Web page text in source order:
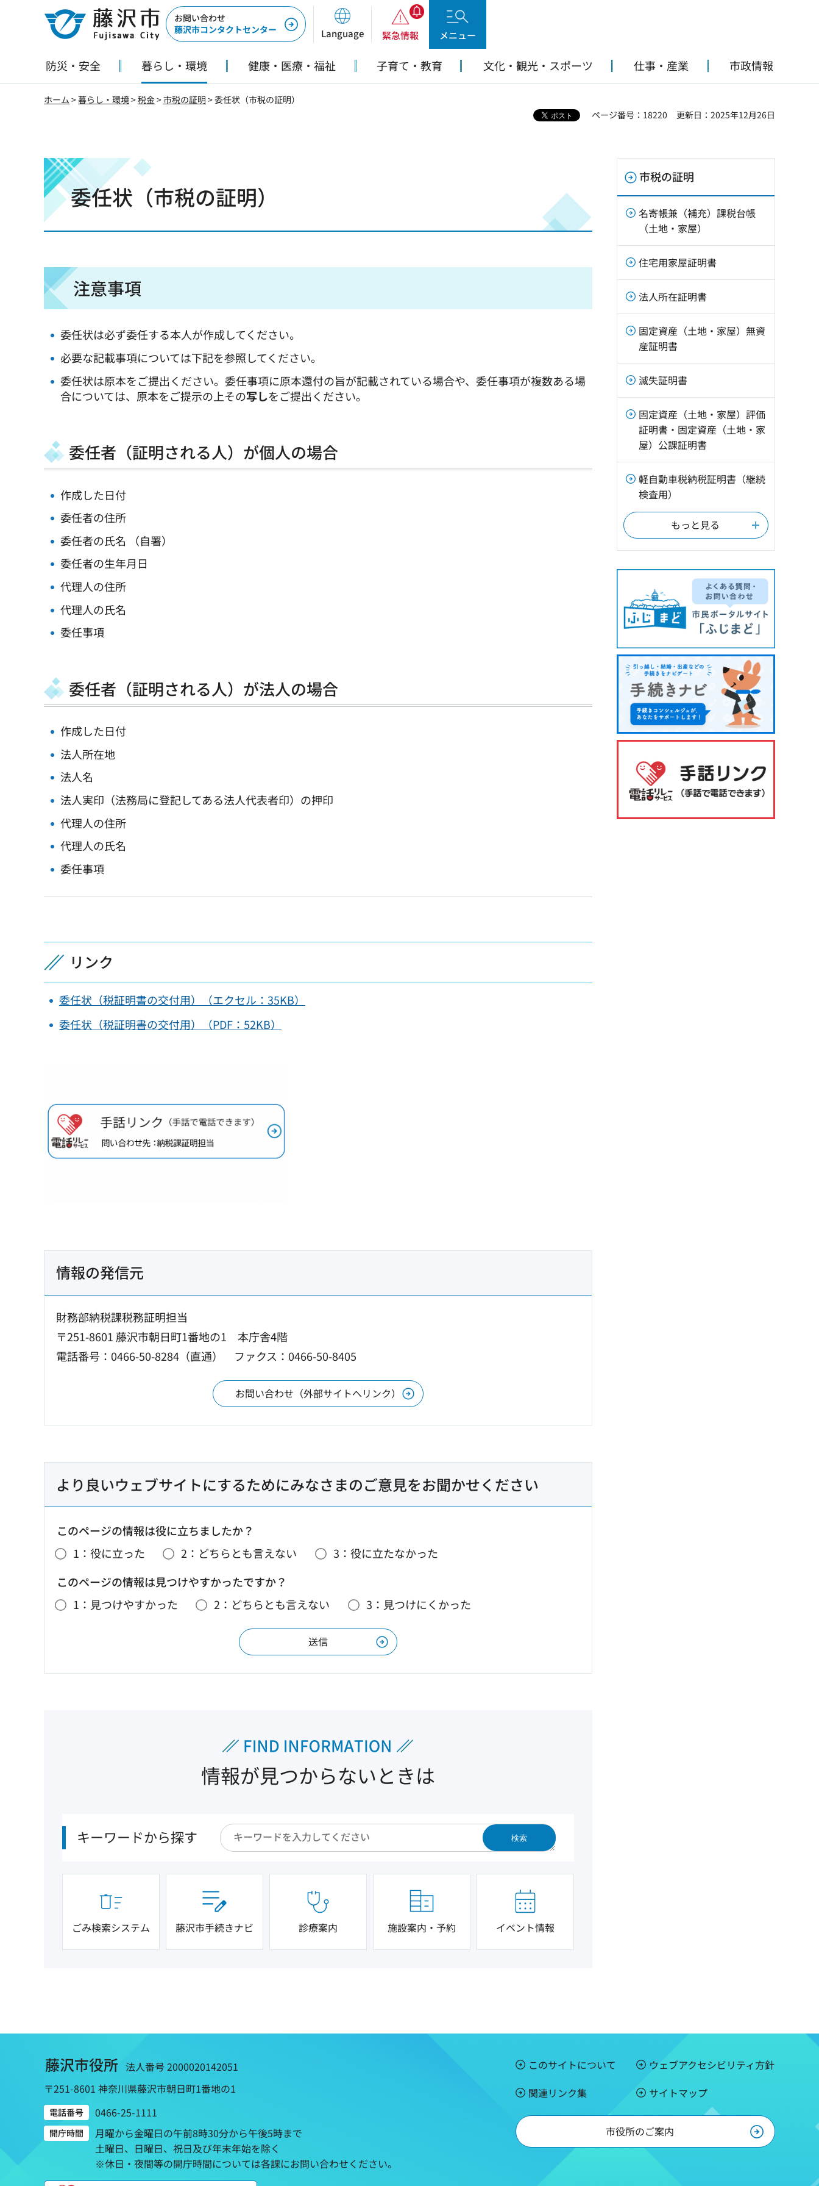
藤沢市
お問い合わせ
藤沢市コンタクトセンター
Language 緊急情報 メニュー
防災・安全 暮らし・環境 健康・医療・福祉 子育て・教育 文化・観光・スポーツ 仕事・産業 市政情報
ホーム >暮らし・環境>税金>市税の証明 > 委任状（市税の証明）
ページ番号：18220
更新日：2025年12月26日
委任状（市税の証明）
注意事項
委任状は必ず委任する本人が作成してください。
必要な記載事項については下記を参照してください。
委任状は原本をご提出ください。委任事項に原本還付の旨が記載されている場合や、委任事項が複数ある場
合については、原本をご提示の上その写しをご提出ください。
委任者（証明される人）が個人の場合
作成した日付
委任者の住所
委任者の氏名 （自署）
委任者の生年月日
代理人の住所
代理人の氏名
委任事項
委任者（証明される人）が法人の場合
作成した日付
法人所在地
法人名
法人実印（法務局に登記してある法人代表者印）の押印
代理人の住所
代理人の氏名
委任事項
リンク
委任状（税証明書の交付用）（エクセル：35KB）
委任状（税証明書の交付用）（PDF：52KB）
情報の発信元
財務部納税課税務証明担当
〒251-8601 藤沢市朝日町1番地の1 本庁舎4階
電話番号：0466-50-8284（直通）
ファクス：0466-50-8405
お問い合わせ（外部サイトへリンク）
より良いウェブサイトにするためにみなさまのご意見をお聞かせください
このページの情報は役に立ちましたか？
1：役に立った
2：どちらとも言えない
3：役に立たなかった
このページの情報は見つけやすかったですか？
1：見つけやすかった
2：どちらとも言えない 3：見つけにくかった
情報が見つからないときは
キーワードから探す 検索
ごみ検索システム 藤沢市手続きナビ 診療案内 施設案内・予約 イベント情報
市税の証明
名寄帳兼（補充）課税台帳
（土地・家屋）
住宅用家屋証明書
法人所在証明書
固定資産（土地・家屋）無資
産証明書
滅失証明書
固定資産（土地・家屋）評価
証明書・固定資産（土地・家
屋）公課証明書
軽自動車税納税証明書（継続
検査用）
もっと見る
藤沢市役所 法人番号 2000020142051
〒251-8601 神奈川県藤沢市朝日町1番地の1
電話番号 0466-25-1111
開庁時間
月曜から金曜日の午前8時30分から午後5時まで
土曜日、日曜日、祝日及び年末年始を除く
※休日・夜間等の開庁時間については各課にお問い合わせください。
このサイトについて
ウェブアクセシビリティ方針
関連リンク集
サイトマップ
市役所のご案内